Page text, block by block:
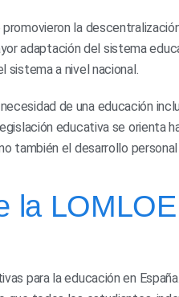
la
adaptación del sistema
sistema a nivel nacional.
de una educación
educativa se orienta
también el desarrollo
la
para la educación en